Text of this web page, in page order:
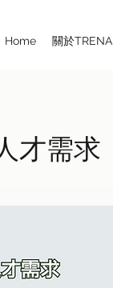
Home 關於TRENA
才需求